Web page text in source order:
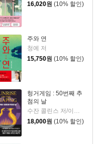
16,020원 (10% 할인)
주와 연
청예 저
15,750원 (10% 할인)
헝거게임 : 50번째 추
첨의 날
수잔 콜린스 저/이원열 역
18,000원 (10% 할인)